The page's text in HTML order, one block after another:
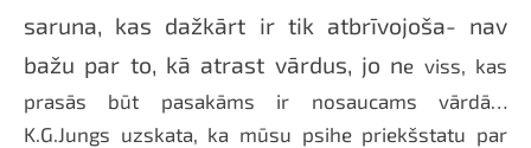
saruna, kas dažkārt ir tik atbrīvojoša- nav
bažu par to, kā atrast vārdus, jo ne viss, kas
prasās būt pasakāms ir nosaucams vārdā…
K.G.Jungs uzskata, ka mūsu psihe priekšstatu par